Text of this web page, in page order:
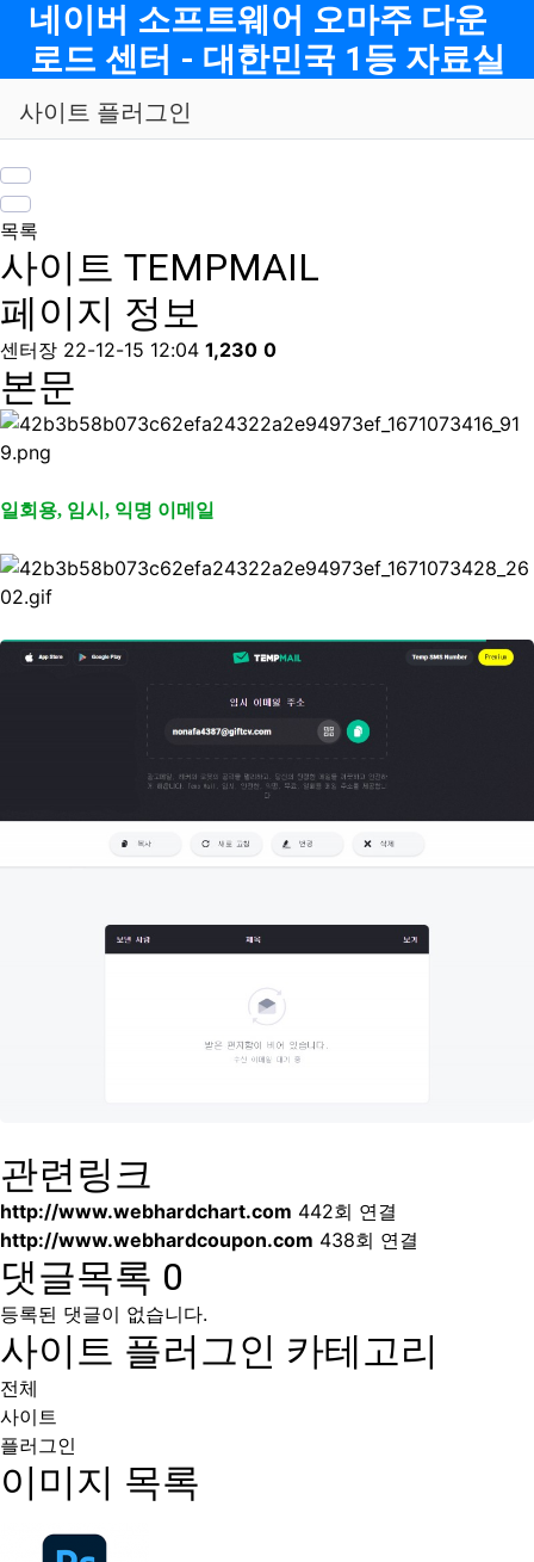
메뉴
네이버 소프트웨어 오마주 다운
로드 센터 - 대한민국 1등 자료실
사이트 플러그인
목록
사이트 TEMPMAIL
페이지 정보
센터장 22-12-15 12:04 1,230 0
본문
일회용, 임시, 익명 이메일
관련링크
http://www.webhardchart.com 442회 연결
http://www.webhardcoupon.com 438회 연결
댓글목록 0
등록된 댓글이 없습니다.
사이트 플러그인 카테고리
전체
사이트
플러그인
이미지 목록